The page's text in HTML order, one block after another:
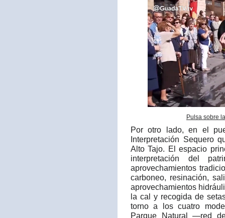
Pulsa sobre
Por otro lado, en el
Interpretación Sequero
Alto Tajo. El espacio
interpretación del
aprovechamientos
carboneo, resinación,
aprovechamientos
la cal y recogida de
torno a los cuatro
Parque Natural —red